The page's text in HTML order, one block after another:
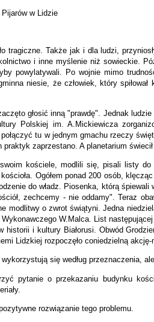
w Lidzie
tragiczne. Także jak i dla ludzi,
i inne myślenie niż sowieckie.
powylatywali. Po wojnie mimo
niesie, że człowiek, który
głosić inną "prawdę". Jednak
Polskiej im. A.Mickiewicza
tu w jednym gmachu rzeczy
zaprzestano. A planetarium świecił
kościele, modlili się, pisali listy
Ogółem ponad 200 osób,
do władz. Piosenka, którą
zechcemy - nie oddamy". Teraz
modlitwy o zwrot świątyni. Jedna
W.Malca. List
historii i kultury Białorusi. Obwód
Lidzkiej rozpoczęło coniedzielną
się według przeznaczenia,
pytanie o przekazaniu budynku
rozwiązanie tego problemu.